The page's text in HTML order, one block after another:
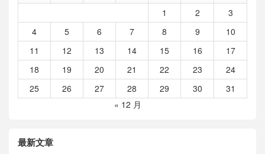
1
2
3
4
5 6 7 8 9
10
11
12 13 14 15 16
17
18
19 20 21 22 23
24
25
26 27 28 29 30
31
« 12 月
最新文章